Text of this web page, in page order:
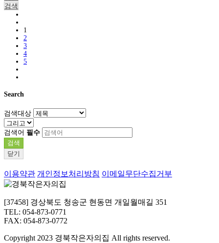
검색
1
2
3
4
5
Search
검색대상
검색어 필수
검색
닫기
이용약관 개인정보처리방침 이메일무단수집거부
[37458] 경상북도 청송군 현동면 개일월매길 351
TEL: 054-873-0771
FAX: 054-873-0772
Copyright 2023 경북작은자의집 All rights reserved.